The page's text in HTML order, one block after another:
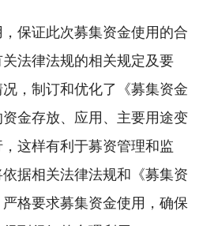
保证此次募集资金使用的合
法律法规的相关规定及要
，制订和优化了《募集资金
金存放、应用、主要用途变
这样有利于募资管理和监
据相关法律法规和《募集资
格要求募集资金使用，确保